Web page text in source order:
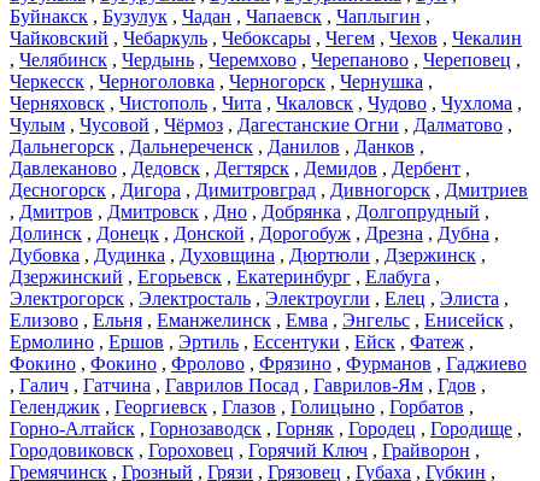
Буйнакск , Бузулук , Чадан , Чапаевск , Чаплыгин ,
Чайковский , Чебаркуль , Чебоксары , Чегем , Чехов , Чекалин
, Челябинск , Чердынь , Черемхово , Черепаново , Череповец ,
Черкесск , Черноголовка , Черногорск , Чернушка ,
Черняховск , Чистополь , Чита , Чкаловск , Чудово , Чухлома ,
Чулым , Чусовой , Чёрмоз , Дагестанские Огни , Далматово ,
Дальнегорск , Дальнереченск , Данилов , Данков ,
Давлеканово , Дедовск , Дегтярск , Демидов , Дербент ,
Десногорск , Дигора , Димитровград , Дивногорск , Дмитриев
, Дмитров , Дмитровск , Дно , Добрянка , Долгопрудный ,
Долинск , Донецк , Донской , Дорогобуж , Дрезна , Дубна ,
Дубовка , Дудинка , Духовщина , Дюртюли , Дзержинск ,
Дзержинский , Егорьевск , Екатеринбург , Елабуга ,
Электрогорск , Электросталь , Электроугли , Елец , Элиста ,
Елизово , Ельня , Еманжелинск , Емва , Энгельс , Енисейск ,
Ермолино , Ершов , Эртиль , Ессентуки , Ейск , Фатеж ,
Фокино , Фокино , Фролово , Фрязино , Фурманов , Гаджиево
, Галич , Гатчина , Гаврилов Посад , Гаврилов-Ям , Гдов ,
Геленджик , Георгиевск , Глазов , Голицыно , Горбатов ,
Горно-Алтайск , Горнозаводск , Горняк , Городец , Городище ,
Городовиковск , Гороховец , Горячий Ключ , Грайворон ,
Гремячинск , Грозный , Грязи , Грязовец , Губаха , Губкин ,